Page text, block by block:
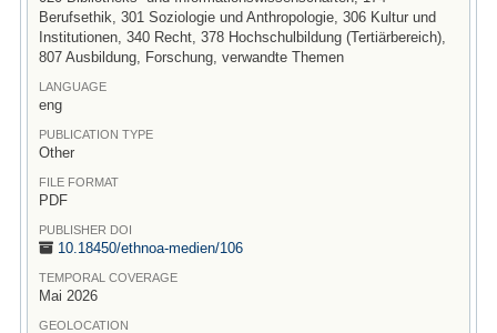
Berufsethik, 301 Soziologie und Anthropologie, 306 Kultur und
Institutionen, 340 Recht, 378 Hochschulbildung (Tertiärbereich),
807 Ausbildung, Forschung, verwandte Themen
LANGUAGE
eng
PUBLICATION TYPE
Other
FILE FORMAT
PDF
PUBLISHER DOI
10.18450/ethnoa-medien/106
TEMPORAL COVERAGE
Mai 2026
GEOLOCATION